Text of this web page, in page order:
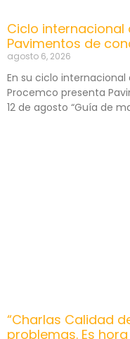
Ciclo internacional
Pavimentos de
agosto 6, 2026
En su ciclo
Procemco presenta
12 de agosto “Guía de
“Charlas Calidad
problemas. Es